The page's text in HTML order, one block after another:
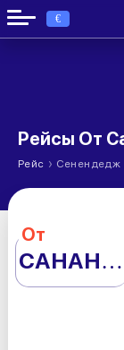
€
Рейсы От
Рейс › Сенендедж
От
САНАНДАДЖ